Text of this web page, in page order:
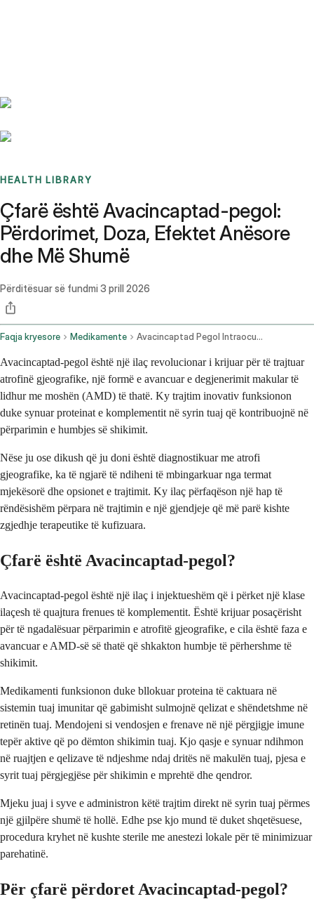
HEALTH LIBRARY
Çfarë është Avacincaptad-pegol:
Përdorimet, Doza, Efektet Anësore
dhe Më Shumë
Përditësuar së fundmi 3 prill 2026
Faqja kryesore Medikamente Avacincaptad Pegol Intraocular Route
Avacincaptad-pegol është një ilaç revolucionar i krijuar për të trajtuar
atrofinë gjeografike, një formë e avancuar e degjenerimit makular të
lidhur me moshën (AMD) të thatë. Ky trajtim inovativ funksionon
duke synuar proteinat e komplementit në syrin tuaj që kontribuojnë në
përparimin e humbjes së shikimit.
Nëse ju ose dikush që ju doni është diagnostikuar me atrofi
gjeografike, ka të ngjarë të ndiheni të mbingarkuar nga termat
mjekësorë dhe opsionet e trajtimit. Ky ilaç përfaqëson një hap të
rëndësishëm përpara në trajtimin e një gjendjeje që më parë kishte
zgjedhje terapeutike të kufizuara.
Çfarë është Avacincaptad-pegol?
Avacincaptad-pegol është një ilaç i injektueshëm që i përket një klase
ilaçesh të quajtura frenues të komplementit. Është krijuar posaçërisht
për të ngadalësuar përparimin e atrofitë gjeografike, e cila është faza e
avancuar e AMD-së së thatë që shkakton humbje të përhershme të
shikimit.
Medikamenti funksionon duke bllokuar proteina të caktuara në
sistemin tuaj imunitar që gabimisht sulmojnë qelizat e shëndetshme në
retinën tuaj. Mendojeni si vendosjen e frenave në një përgjigje imune
tepër aktive që po dëmton shikimin tuaj. Kjo qasje e synuar ndihmon
në ruajtjen e qelizave të ndjeshme ndaj dritës në makulën tuaj, pjesa e
syrit tuaj përgjegjëse për shikimin e mprehtë dhe qendror.
Mjeku juaj i syve e administron këtë trajtim direkt në syrin tuaj përmes
një gjilpëre shumë të hollë. Edhe pse kjo mund të duket shqetësuese,
procedura kryhet në kushte sterile me anestezi lokale për të minimizuar
parehatinë.
Për çfarë përdoret Avacincaptad-pegol?